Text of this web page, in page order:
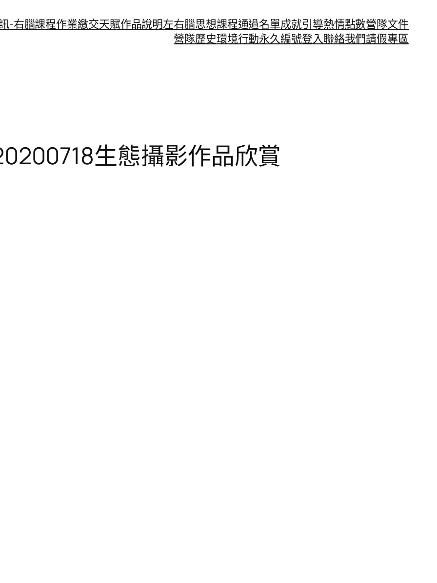
-右腦課程作業繳交天賦作品說明左右腦思想課程通過名單成就引導熱情點數營隊文件
營隊歷史環境行動永久編號登入聯絡我們請假專區
生態攝影作品欣賞